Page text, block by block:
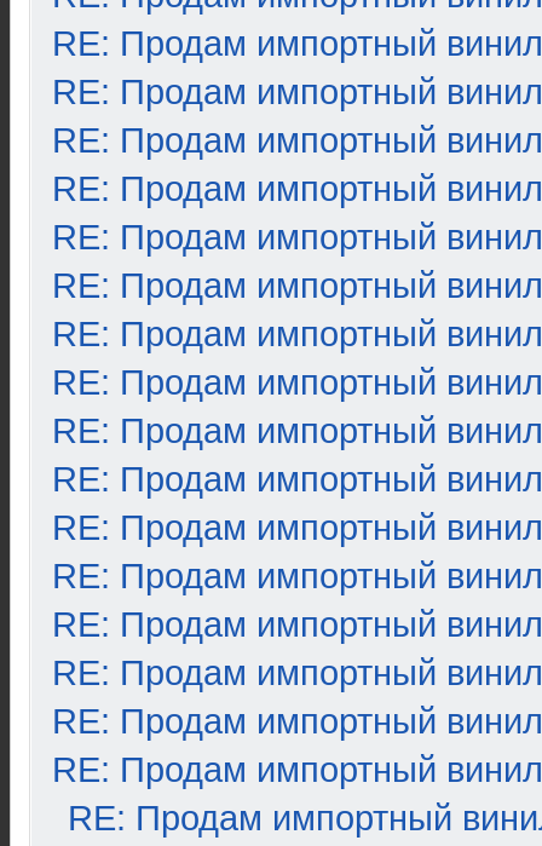
RE: Продам импортный винил
RE: Продам импортный винил
RE: Продам импортный винил
RE: Продам импортный винил
RE: Продам импортный винил
RE: Продам импортный винил
RE: Продам импортный винил
RE: Продам импортный винил
RE: Продам импортный винил
RE: Продам импортный винил
RE: Продам импортный винил
RE: Продам импортный винил
RE: Продам импортный винил
RE: Продам импортный винил
RE: Продам импортный винил
RE: Продам импортный винил
RE: Продам импортный